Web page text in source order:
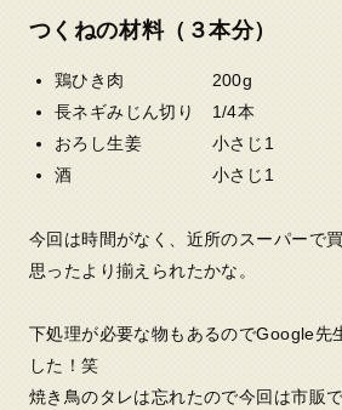
つくねの材料（３本分）
鶏ひき肉 200g
長ネギみじん切り 1/4本
おろし生姜 小さじ1
酒 小さじ1
今回は時間がなく、近所のスーパーで
思ったより揃えられたかな。
下処理が必要な物もあるのでGoogle先
した！笑
焼き鳥のタレは忘れたので今回は市販で